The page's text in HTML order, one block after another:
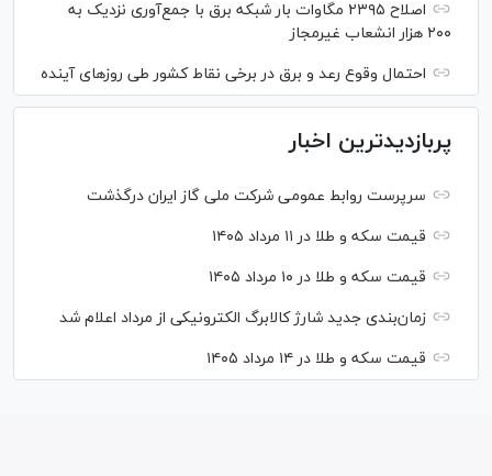
اصلاح ۲۳۹۵ مگاوات بار شبکه برق با جمع‌آوری نزدیک به
۲۰۰ هزار انشعاب غیرمجاز
احتمال وقوع رعد و برق در برخی نقاط کشور طی روز‌های آینده
پربازدیدترین اخبار
سرپرست روابط عمومی شرکت ملی گاز ایران درگذشت
قیمت سکه و طلا در ۱۱ مرداد ۱۴۰۵
قیمت سکه و طلا در ۱۰ مرداد ۱۴۰۵
زمان‌بندی جدید شارژ کالابرگ الکترونیکی از مرداد اعلام شد
قیمت سکه و طلا در ۱۴ مرداد ۱۴۰۵